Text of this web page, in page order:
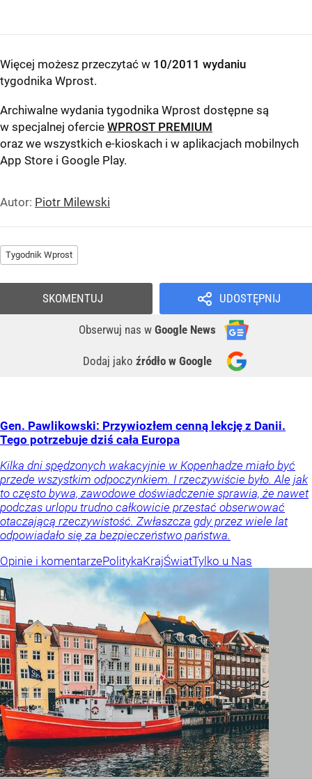
Więcej możesz przeczytać w 10/2011 wydaniu
tygodnika Wprost.
Archiwalne wydania tygodnika Wprost dostępne są
w specjalnej ofercie WPROST PREMIUM
oraz we wszystkich e-kioskach i w aplikacjach mobilnych
App Store i Google Play.
Autor: Piotr Milewski
Tygodnik Wprost
UDOSTĘPNIJ
Obserwuj nas w Google News
Dodaj jako źródło w Google
SKOMENTUJ
Gen. Pawlikowski: Przywiozłem cenną lekcję z Danii.
Tego potrzebuje dziś cała Europa
Kilka dni spędzonych wakacyjnie w Kopenhadze miało być
przede wszystkim odpoczynkiem. I rzeczywiście było. Ale jak
to często bywa, zawodowe doświadczenie sprawia, że nawet
podczas urlopu trudno całkowicie przestać obserwować
otaczającą rzeczywistość. Zwłaszcza gdy przez wiele lat
odpowiadało się za bezpieczeństwo państwa.
Opinie i komentarzePolitykaKrajŚwiatTylko u Nas